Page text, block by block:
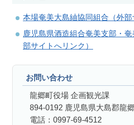
本場奄美大島紬協同組合（外部
鹿児島県酒造組合奄美支部・
部サイトへリンク）
お問い合わせ
龍郷町役場 企画観光課
894-0192 鹿児島県大島郡龍
電話：0997-69-4512